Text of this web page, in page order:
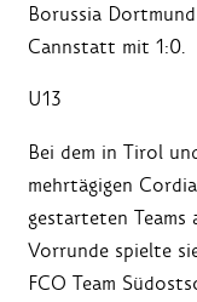
Borussia
Cannstatt mit 1:0.
U13
Bei dem in Tirol
mehrtägigen
gestarteten Teams
Vorrunde spielte
FCO Team